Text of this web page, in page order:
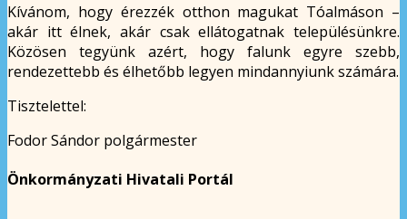
Kívánom, hogy érezzék otthon magukat Tóalmáson –
akár itt élnek, akár csak ellátogatnak településünkre.
Közösen tegyünk azért, hogy falunk egyre szebb,
rendezettebb és élhetőbb legyen mindannyiunk számára.
Tisztelettel:
Fodor Sándor polgármester
Önkormányzati Hivatali Portál